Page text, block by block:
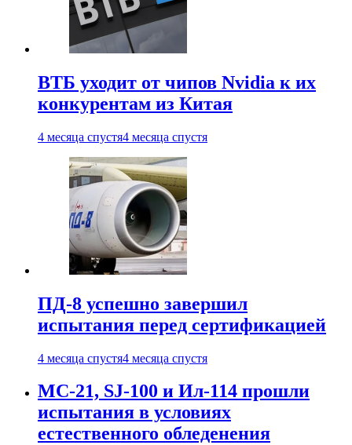
ВТБ уходит от чипов Nvidia к их
конкурентам из Китая
4 месяца спустя4 месяца спустя
ПД-8 успешно завершил
испытания перед сертификацией
4 месяца спустя4 месяца спустя
МС-21, SJ-100 и Ил-114 прошли
испытания в условиях
естественного обледенения